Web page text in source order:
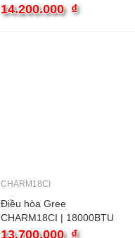
1 chiều inverter
14.200.000 ₫
CHARM18CI
Điều hòa Gree
CHARM18CI | 18000BTU
1 chiều inverter
13.700.000 ₫